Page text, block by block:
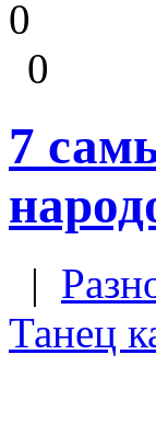
0
0
7
|
Танец